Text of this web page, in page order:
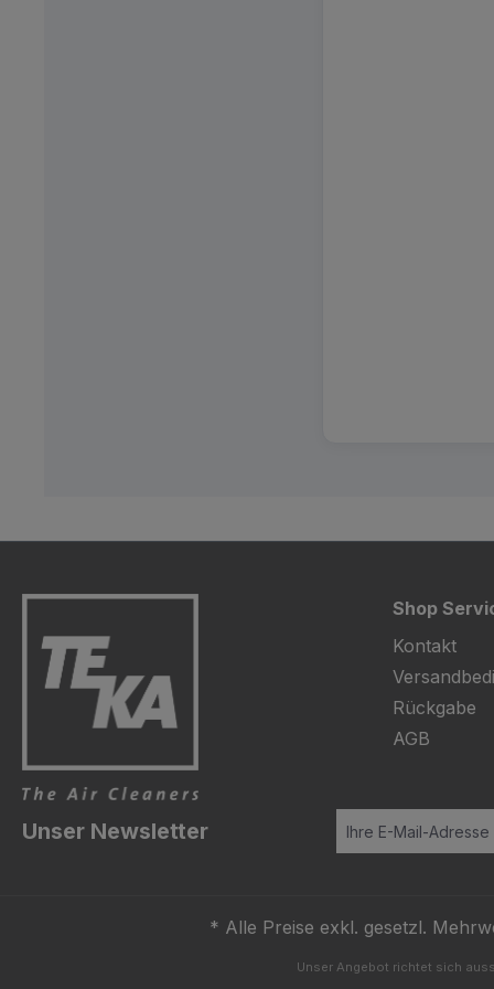
Shop
Kontakt
Rückgabe
AGB
Unser Newsletter
* Alle Preise exkl. gesetzl.
Unser Angebot richtet sich